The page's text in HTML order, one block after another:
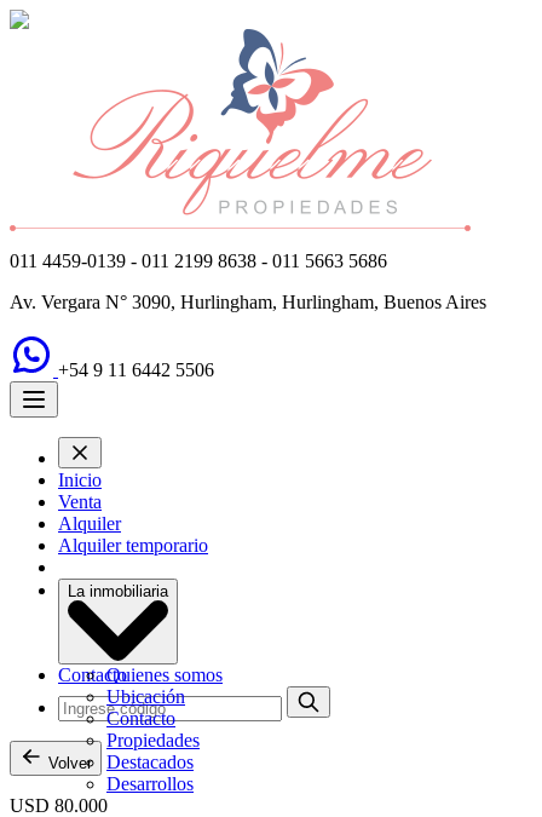
011 4459-0139 - 011 2199 8638 - 011 5663 5686
Av. Vergara N° 3090, Hurlingham, Hurlingham, Buenos Aires
+54 9 11 6442 5506
Inicio
Venta
Alquiler
Alquiler temporario
La inmobiliaria
Quienes somos
Ubicación
Contacto
Propiedades
Destacados
Desarrollos
Contacto
Volver
USD 80.000